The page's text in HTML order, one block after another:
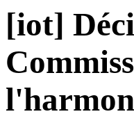
[iot]